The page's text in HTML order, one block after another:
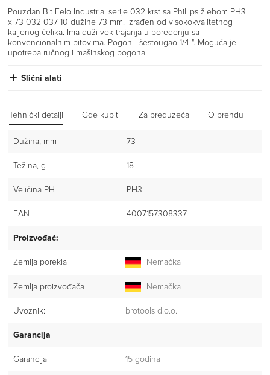
Pouzdan Bit Felo Industrial serije 032 krst sa Phillips žlebom PH3
x 73 032 037 10 dužine 73 mm. Izrađen od visokokvalitetnog
kaljenog čelika. Ima duži vek trajanja u poređenju sa
konvencionalnim bitovima. Pogon - šestougao 1/4 ". Moguća je
upotreba ručnog i mašinskog pogona.
Slični alati
Tehnički detalji Gde kupiti Za preduzeća O brendu
Dužina, mm 73
Težina, g 18
Veličina PH PH3
EAN 4007157308337
Proizvođač:
Zemlja porekla Nemačka
Zemlja proizvođača Nemačka
Uvoznik: brotools d.o.o.
Garancija
Garancija 15 godina